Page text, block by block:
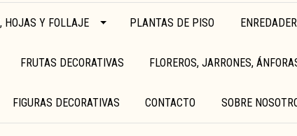
HOJAS Y FOLLAJE PLANTAS DE PISO
FRUTAS DECORATIVAS FLOREROS, JARRONES,
FIGURAS DECORATIVAS CONTACTO SOBRE